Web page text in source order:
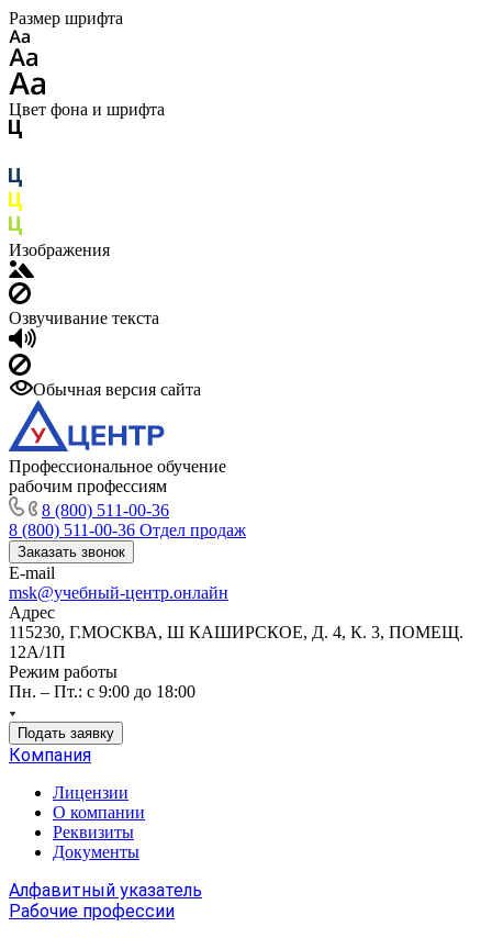
Размер шрифта
Цвет фона и шрифта
Изображения
Озвучивание текста
Обычная версия сайта
Профессиональное обучение
рабочим профессиям
8 (800) 511-00-36
8 (800) 511-00-36 Отдел продаж
Заказать звонок
E-mail
msk@учебный-центр.онлайн
Адрес
115230, Г.МОСКВА, Ш КАШИРСКОЕ, Д. 4, К. 3, ПОМЕЩ.
12А/1П
Режим работы
Пн. – Пт.: с 9:00 до 18:00
Подать заявку
Компания
Лицензии
О компании
Реквизиты
Документы
Алфавитный указатель
Рабочие профессии